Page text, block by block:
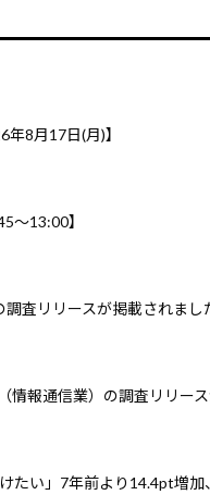
8月17日(月)】
～13:00】
査リリースが掲載されまし
情報通信業）の調査リリー
たい」7年前より14.4pt増加